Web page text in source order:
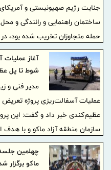
جنایت رژیم صهیونیستی و آمریکای
حمله متجاوزان تخریب شده بود،
آیت‌الله خامنه‌ای حضوری گسترده
آغاز
شوط تا پل عظیم‌کندی
مدیر فنی و
عملیات آسفالت‌ریزی پروژه
عظیم‌کندی خبر داد و گفت: این
سازمان منطقه آزاد ماکو و با
در حال اجرا است.
چهلمین
ماکو برگزار